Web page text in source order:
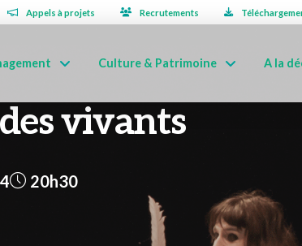
Appels à projets Recrutements
Culture & Patrimoine A la
vivants
20h30